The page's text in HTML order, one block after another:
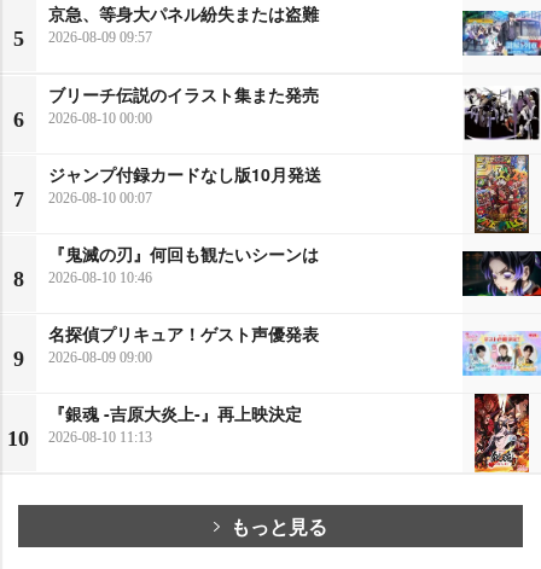
5
京急、等身大パネル紛失または盗難
2026-08-09 09:57
6
ブリーチ伝説のイラスト集また発売
2026-08-10 00:00
7
ジャンプ付録カードなし版10月発送
2026-08-10 00:07
8
『鬼滅の刃』何回も観たいシーンは
2026-08-10 10:46
9
名探偵プリキュア！ゲスト声優発表
2026-08-09 09:00
10
『銀魂 -吉原大炎上-』再上映決定
2026-08-10 11:13
もっと見る